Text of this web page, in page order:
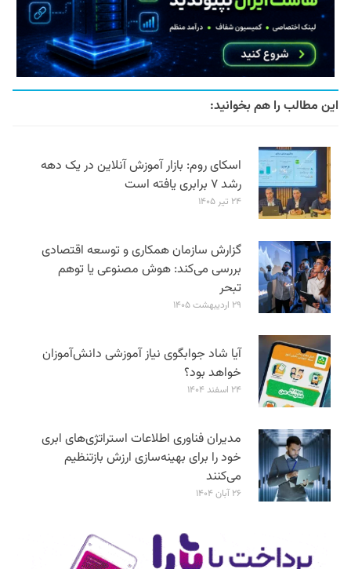
این مطالب را هم بخوانید:
اسکای روم: بازار آموزش آنلاین در یک دهه
رشد ۷ برابری یافته است
۲۴ تیر ۱۴۰۵
گزارش سازمان همکاری و توسعه اقتصادی
بررسی می‌کند: هوش مصنوعی یا توهم
تبحر
۲۹ اردیبهشت ۱۴۰۵
آیا شاد جوابگوی نیاز آموزشی دانش‌آموزان
خواهد بود؟
۲۴ اسفند ۱۴۰۴
مدیران فناوری اطلاعات استراتژی‌های ابری
خود را برای بهینه‌سازی ارزش بازتنظیم
می‌کنند
۲۶ آبان ۱۴۰۴